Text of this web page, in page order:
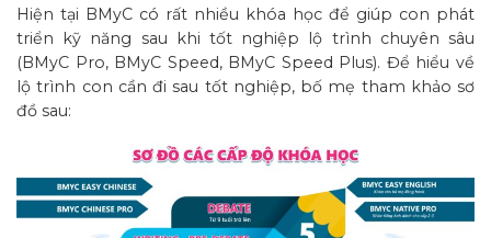
Hiện tại BMyC có rất nhiều khóa học để giúp con phát
triển kỹ năng sau khi tốt nghiệp lộ trình chuyên sâu
(BMyC Pro, BMyC Speed, BMyC Speed Plus). Để hiểu về
lộ trình con cần đi sau tốt nghiệp, bố mẹ tham khảo sơ
đồ sau: